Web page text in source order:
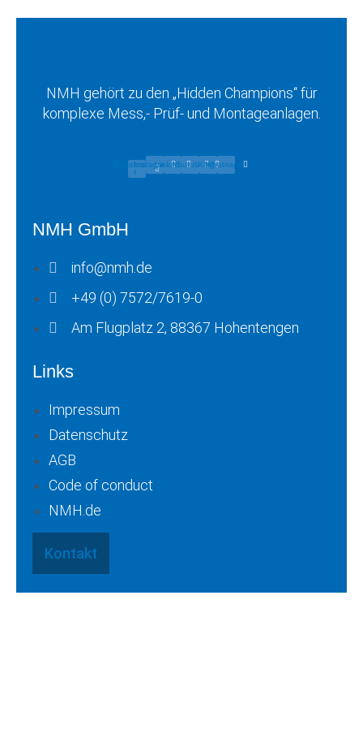
NMH gehört zu den „Hidden Champions“ für
komplexe Mess,- Prüf- und Montageanlagen.
Facebook-
f
InstagramLinkedinYoutubeXingWhatsapp
NMH GmbH
info@nmh.de
+49 (0) 7572/7619-0
Am Flugplatz 2, 88367 Hohentengen
Links
Impressum
Datenschutz
AGB
Code of conduct
NMH.de
Kontakt